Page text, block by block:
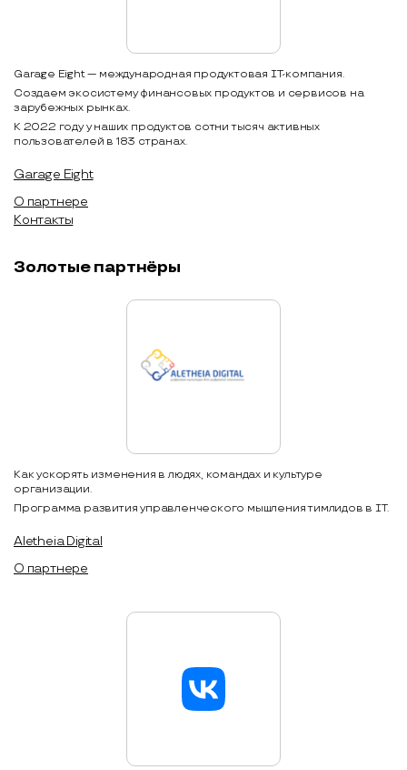
Garage Eight — международная продуктовая IT-компания.
Создаем экосистему финансовых продуктов и сервисов на
зарубежных рынках.
К 2022 году у наших продуктов сотни тысяч активных
пользователей в 183 странах.
Garage Eight
О партнере
Контакты
Золотые партнёры
Как ускорять изменения в людях, командах и культуре
организации.
Программа развития управленческого мышления тимлидов в IT.
Aletheia Digital
О партнере